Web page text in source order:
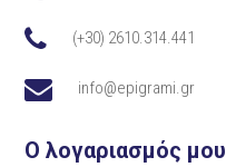
(+30) 2610.314.441
info@epigrami.gr
Ο λογαριασμός μου